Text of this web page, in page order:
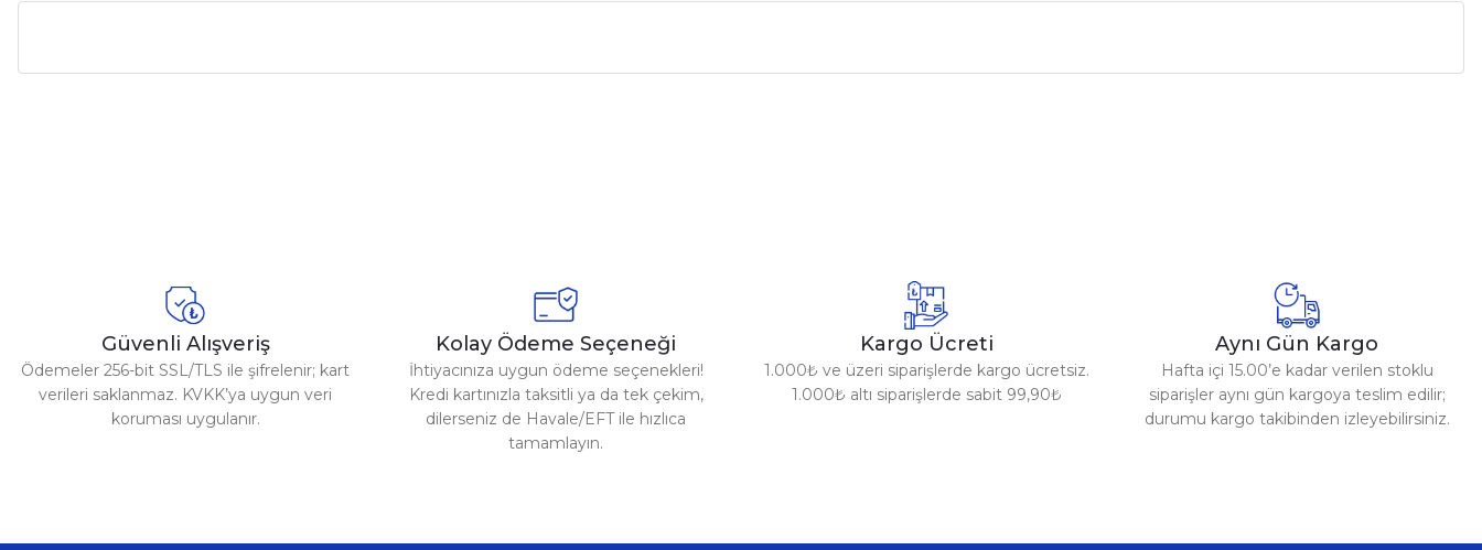
Ürün fiyatı diğer sitelerden daha pahalı.
Bu ürüne benzer farklı alternatifler olmalı.
Güvenli Alışveriş
Ödemeler 256-bit SSL/TLS ile şifrelenir; kart
verileri saklanmaz. KVKK’ya uygun veri
koruması uygulanır.
Kolay Ödeme Seçeneği
İhtiyacınıza uygun ödeme seçenekleri!
Kredi kartınızla taksitli ya da tek çekim,
dilerseniz de Havale/EFT ile hızlıca
tamamlayın.
Kargo Ücreti
1.000₺ ve üzeri siparişlerde kargo ücretsiz.
1.000₺ altı siparişlerde sabit 99,90₺
Aynı Gün Kargo
Hafta içi 15.00’e kadar verilen stoklu
siparişler aynı gün kargoya teslim edilir;
durumu kargo takibinden izleyebilirsiniz.